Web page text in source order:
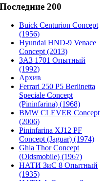
Последние 200
Buick Centurion Concept
(1956)
Hyundai HND-9 Venace
Concept (2013)
ЗАЗ 1701 Опытный
(1992)
Архив
Ferrari 250 P5 Berlinetta
Speciale Concept
(Pininfarina) (1968)
BMW CLEVER Concept
(2006)
Pininfarina XJ12 PF
Concept (Jaguar) (1974)
Ghia Thor Concept
(Oldsmobile) (1967)
НАТИ ЗиС 8 Опытный
(1935)